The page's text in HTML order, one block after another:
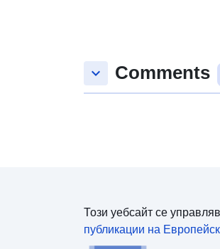
keyboard_arrow_down Comments
Този уебсайт се
публикации на